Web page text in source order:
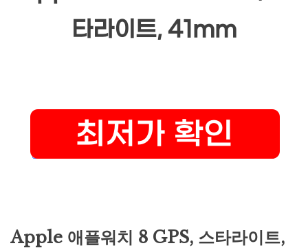
타라이트, 41mm
Apple 애플워치 8 GPS, 스타라이트,